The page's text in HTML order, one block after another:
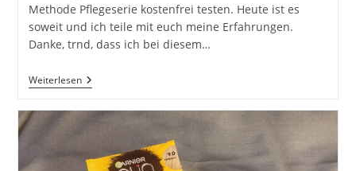
Methode Pflegeserie kostenfrei testen. Heute ist es
soweit und ich teile mit euch meine Erfahrungen.
Danke, trnd, dass ich bei diesem…
WeiterlesenGarnier
Fructis
Methode
Haarpflegeserie